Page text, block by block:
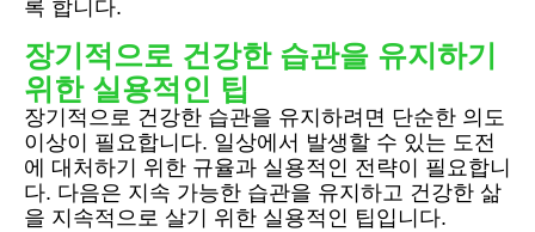
록 합니다.
장기적으로 건강한 습관을 유지하기
위한 실용적인 팁
장기적으로 건강한 습관을 유지하려면 단순한 의도
이상이 필요합니다. 일상에서 발생할 수 있는 도전
에 대처하기 위한 규율과 실용적인 전략이 필요합니
다. 다음은 지속 가능한 습관을 유지하고 건강한 삶
을 지속적으로 살기 위한 실용적인 팁입니다.